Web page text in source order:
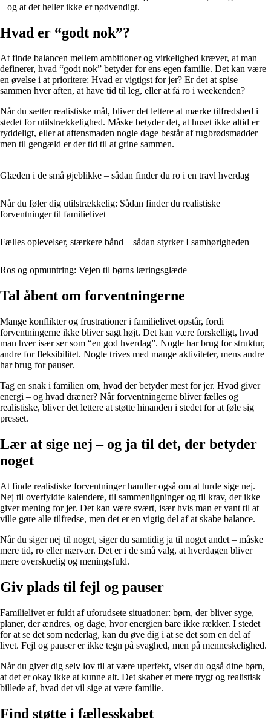
– og at det heller ikke er nødvendigt.
Hvad er “godt nok”?
At finde balancen mellem ambitioner og virkelighed kræver, at man
definerer, hvad “godt nok” betyder for ens egen familie. Det kan være
en øvelse i at prioritere: Hvad er vigtigst for jer? Er det at spise
sammen hver aften, at have tid til leg, eller at få ro i weekenden?
Når du sætter realistiske mål, bliver det lettere at mærke tilfredshed i
stedet for utilstrækkelighed. Måske betyder det, at huset ikke altid er
ryddeligt, eller at aftensmaden nogle dage består af rugbrødsmadder –
men til gengæld er der tid til at grine sammen.
Glæden i de små øjeblikke – sådan finder du ro i en travl hverdag
Når du føler dig utilstrækkelig: Sådan finder du realistiske
forventninger til familielivet
Fælles oplevelser, stærkere bånd – sådan styrker I samhørigheden
Ros og opmuntring: Vejen til børns læringsglæde
Tal åbent om forventningerne
Mange konflikter og frustrationer i familielivet opstår, fordi
forventningerne ikke bliver sagt højt. Det kan være forskelligt, hvad
man hver især ser som “en god hverdag”. Nogle har brug for struktur,
andre for fleksibilitet. Nogle trives med mange aktiviteter, mens andre
har brug for pauser.
Tag en snak i familien om, hvad der betyder mest for jer. Hvad giver
energi – og hvad dræner? Når forventningerne bliver fælles og
realistiske, bliver det lettere at støtte hinanden i stedet for at føle sig
presset.
Lær at sige nej – og ja til det, der betyder
noget
At finde realistiske forventninger handler også om at turde sige nej.
Nej til overfyldte kalendere, til sammenligninger og til krav, der ikke
giver mening for jer. Det kan være svært, især hvis man er vant til at
ville gøre alle tilfredse, men det er en vigtig del af at skabe balance.
Når du siger nej til noget, siger du samtidig ja til noget andet – måske
mere tid, ro eller nærvær. Det er i de små valg, at hverdagen bliver
mere overskuelig og meningsfuld.
Giv plads til fejl og pauser
Familielivet er fuldt af uforudsete situationer: børn, der bliver syge,
planer, der ændres, og dage, hvor energien bare ikke rækker. I stedet
for at se det som nederlag, kan du øve dig i at se det som en del af
livet. Fejl og pauser er ikke tegn på svaghed, men på menneskelighed.
Når du giver dig selv lov til at være uperfekt, viser du også dine børn,
at det er okay ikke at kunne alt. Det skaber et mere trygt og realistisk
billede af, hvad det vil sige at være familie.
Find støtte i fællesskabet